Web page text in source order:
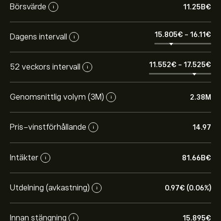
Börsvärde i 11.25B‎€‎
Dagens intervall i 15.805‎€‎ - 16.11‎€‎
52 veckors intervall i 11.552‎€‎ - 17.525‎€‎
Genomsnittlig volym (3M) i 2.38M
Pris-vinstförhållande i 14.97
Intäkter i 81.66B‎€‎
Utdelning (avkastning) i 0.97‎€‎ (0.06%)
Innan stängning i 15.895‎€‎